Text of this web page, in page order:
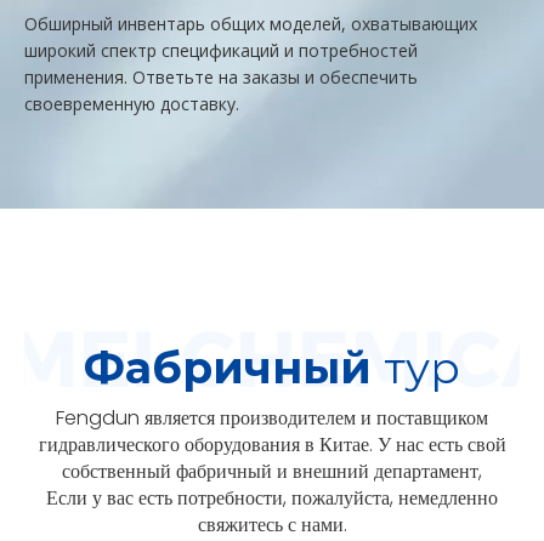
Обширный инвентарь общих моделей, охватывающих
широкий спектр спецификаций и потребностей
применения. Ответьте на заказы и обеспечить
своевременную доставку.
Фабричный тур
Fengdun является производителем и поставщиком
гидравлического оборудования в Китае. У нас есть свой
собственный фабричный и внешний департамент,
Если у вас есть потребности, пожалуйста, немедленно
свяжитесь с нами.